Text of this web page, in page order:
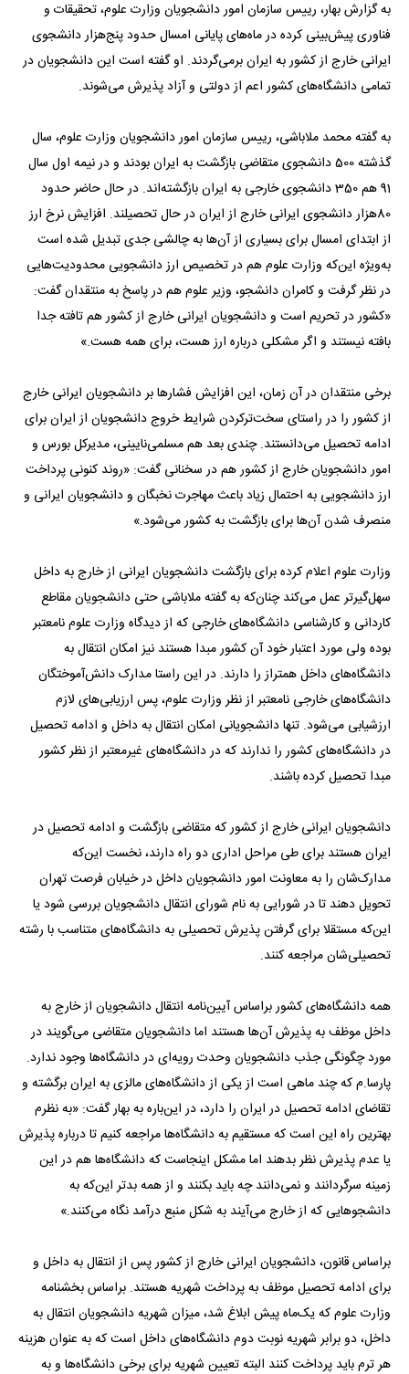
به گزارش بهار، رییس سازمان امور دانشجویان وزارت علوم، تحقیقات و
فناوری پیش‌بینی کرده در ماه‌های پایانی امسال حدود پنج‌هزار دانشجوی
ایرانی خارج از کشور به ایران برمی‌گردند. او گفته است این دانشجویان در
تمامی دانشگاه‌های کشور اعم از دولتی و آزاد پذیرش می‌شوند.
به گفته محمد ملاباشی، رییس سازمان امور دانشجویان وزارت علوم، سال
گذشته 500 دانشجوی متقاضی بازگشت به ایران بودند و در نیمه اول سال
91 هم 350 دانشجوی خارجی به ایران بازگشته‌اند. در حال حاضر حدود
80‌هزار دانشجوی ایرانی خارج از ایران در حال تحصیلند. افزایش نرخ ارز
از ابتدای امسال برای بسیاری از آن‌ها به چالشی جدی تبدیل شده است
به‌ویژه این‌که وزارت علوم هم در تخصیص ارز دانشجویی محدودیت‌هایی
در نظر گرفت و کامران دانشجو، وزیر علوم هم در پاسخ به منتقدان گفت:
«کشور در تحریم است و دانشجویان ایرانی خارج از کشور هم تافته جدا
بافته نیستند و اگر مشکلی درباره ارز هست، برای همه هست.»
برخی منتقدان در آن زمان، این افزایش فشارها بر دانشجویان ایرانی خارج
از کشور را در راستای سخت‌ترکردن شرایط خروج دانشجویان از ایران برای
ادامه تحصیل می‌دانستند. چندی بعد هم مسلمی‌نایینی، مدیرکل بورس و
امور دانشجویان خارج از کشور هم در سخنانی گفت: «روند کنونی پرداخت
ارز دانشجویی به احتمال زیاد باعث مهاجرت نخبگان و دانشجویان ایرانی و
منصرف شدن آن‌ها برای بازگشت به کشور می‌شود.»
وزارت علوم اعلام کرده برای بازگشت دانشجویان ایرانی از خارج به داخل
سهل‌گیر‌تر عمل می‌کند چنان‌که به گفته ملاباشی حتی دانشجویان مقاطع
کاردانی و کارشناسی دانشگاه‌های خارجی که از دیدگاه وزارت علوم نامعتبر
بوده ولی مورد اعتبار خود آن کشور مبدا هستند نیز امکان انتقال به
دانشگاه‌های داخل همتراز را دارند. در این راستا مدارک دانش‌آموختگان
دانشگاه‌های خارجی نامعتبر از نظر وزارت علوم، پس ارزیابی‌های لازم
ارزشیابی می‌شود. تنها دانشجویانی امکان انتقال به داخل و ادامه تحصیل
در دانشگاه‌های کشور را ندارند که در دانشگاه‌های غیرمعتبر از نظر کشور
مبدا تحصیل کرده باشند.
دانشجویان ایرانی خارج از کشور که متقاضی بازگشت و ادامه تحصیل در
ایران هستند برای طی مراحل اداری دو راه دارند، نخست این‌که
مدارک‌شان را به معاونت امور دانشجویان داخل در خیابان فرصت تهران
تحویل دهند تا در شورایی به نام شورای انتقال دانشجویان بررسی شود یا
این‌که مستقلا برای گرفتن پذیرش تحصیلی به دانشگاه‌های متناسب با رشته
تحصیلی‌شان مراجعه کنند.
همه دانشگاه‌های کشور براساس آیین‌نامه انتقال دانشجویان از خارج به
داخل موظف به پذیرش آن‌ها هستند اما دانشجویان متقاضی می‌گویند در
مورد چگونگی جذب دانشجویان وحدت رویه‌ای در دانشگاه‌ها وجود ندارد.
پارسا.م که چند ماهی است از یکی از دانشگاه‌های مالزی به ایران برگشته و
تقاضای ادامه تحصیل در ایران را دارد، در این‌باره به بهار گفت: «به نظرم
بهترین راه این است که مستقیم به دانشگاه‌ها مراجعه کنیم تا درباره پذیرش
یا عدم پذیرش نظر بدهند اما مشکل اینجاست که دانشگاه‌ها هم در این
زمینه سرگردانند و نمی‌دانند چه باید بکنند و از همه بدتر این‌که به
دانشجوهایی که از خارج می‌آیند به شکل منبع درآمد نگاه می‌کنند.»
براساس قانون، دانشجویان ایرانی خارج از کشور پس از انتقال به داخل و
برای ادامه تحصیل موظف به پرداخت شهریه هستند. براساس بخشنامه
وزارت علوم که یک‌ماه پیش ابلاغ شد، میزان شهریه دانشجویان انتقال به
داخل، دو برابر شهریه نوبت دوم دانشگاه‌های داخل است که به عنوان هزینه
هر ترم باید پرداخت کنند البته تعیین شهریه برای برخی دانشگاه‌ها و به